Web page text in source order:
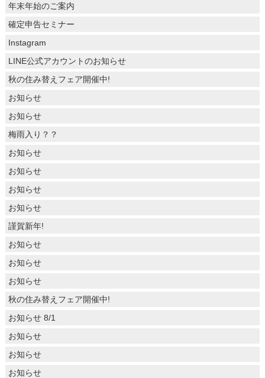
年末年始のご案内
確定申告セミナー
Instagram
LINE公式アカウントのお知らせ
秋の住み替えフェア開催中!
お知らせ
お知らせ
梅雨入り？？
お知らせ
お知らせ
お知らせ
お知らせ
謹賀新年!
お知らせ
お知らせ
お知らせ
秋の住み替えフェア開催中!
お知らせ 8/1
お知らせ
お知らせ
お知らせ